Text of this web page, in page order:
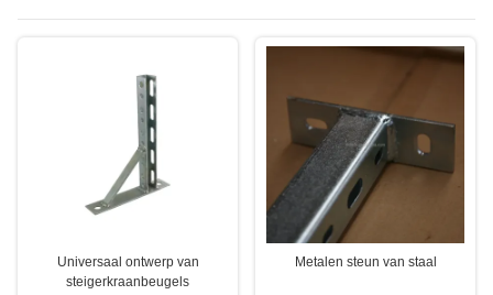
Universaal ontwerp van
steigerkraanbeugels
Metalen steun van staal